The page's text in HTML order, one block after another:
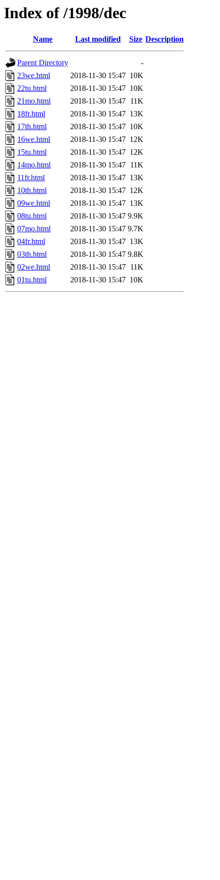
Index of /1998/dec
Name Last modified Size Description
Parent Directory
-
23we.html
2018-11-30 15:47 10K
22tu.html
2018-11-30 15:47 10K
21mo.html
2018-11-30 15:47 11K
18fr.html
2018-11-30 15:47 13K
17th.html
2018-11-30 15:47 10K
16we.html
2018-11-30 15:47 12K
15tu.html
2018-11-30 15:47 12K
14mo.html
2018-11-30 15:47 11K
11fr.html
2018-11-30 15:47 13K
10th.html
2018-11-30 15:47 12K
09we.html
2018-11-30 15:47 13K
08tu.html
2018-11-30 15:47 9.9K
07mo.html
2018-11-30 15:47 9.7K
04fr.html
2018-11-30 15:47 13K
03th.html
2018-11-30 15:47 9.8K
02we.html
2018-11-30 15:47 11K
01tu.html
2018-11-30 15:47 10K